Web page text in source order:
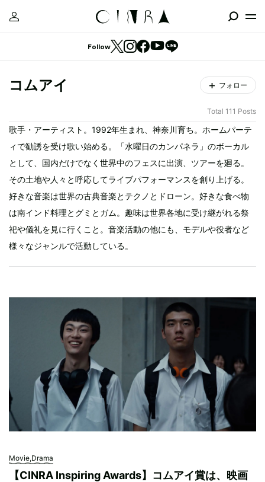
Follow
コムアイ フォロー
Total 111 Posts
歌手・アーティスト。1992年生まれ、神奈川育ち。ホームパーテ
ィで勧誘を受け歌い始める。「水曜日のカンパネラ」のボーカル
として、国内だけでなく世界中のフェスに出演、ツアーを廻る。
その土地や人々と呼応してライブパフォーマンスを創り上げる。
好きな音楽は世界の古典音楽とテクノとドローン。好きな食べ物
は南インド料理とグミとガム。趣味は世界各地に受け継がれる祭
祀や儀礼を見に行くこと。音楽活動の他にも、モデルや役者など
様々なジャンルで活動している。
Movie,Drama
【CINRA Inspiring Awards】コムアイ賞は、映画